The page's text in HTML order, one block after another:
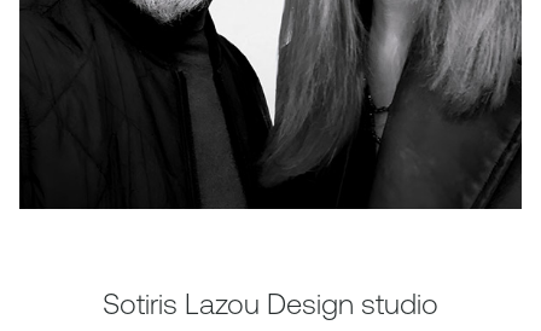
Sotiris Lazou Design studio